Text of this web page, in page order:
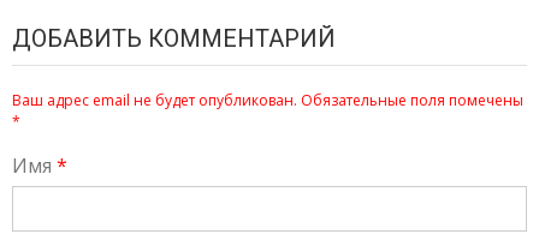
ДОБАВИТЬ КОММЕНТАРИЙ
Ваш адрес email не будет опубликован. Обязательные поля помечены
*
Имя *